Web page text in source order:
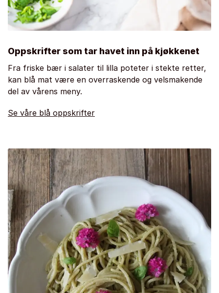
Oppskrifter som tar havet inn på kjøkkenet
Fra friske bær i salater til lilla poteter i stekte retter,
kan blå mat være en overraskende og velsmakende
del av vårens meny.
Se våre blå oppskrifter